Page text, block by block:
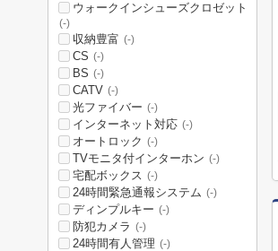
ウォークインシューズクロゼット
(-)
収納豊富 (-)
CS (-)
BS (-)
CATV (-)
光ファイバー (-)
インターネット対応 (-)
オートロック (-)
TVモニタ付インターホン (-)
宅配ボックス (-)
24時間緊急通報システム (-)
ディンプルキー (-)
防犯カメラ (-)
24時間有人管理 (-)